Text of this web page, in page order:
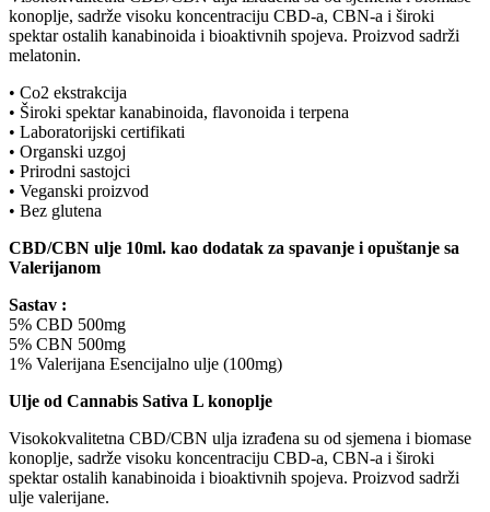
konoplje, sadrže visoku koncentraciju CBD-a, CBN-a i široki
spektar ostalih kanabinoida i bioaktivnih spojeva. Proizvod sadrži
melatonin.
• Co2 ekstrakcija
• Široki spektar kanabinoida, flavonoida i terpena
• Laboratorijski certifikati
• Organski uzgoj
• Prirodni sastojci
• Veganski proizvod
• Bez glutena
CBD/CBN ulje 10ml. kao dodatak za spavanje i opuštanje sa
Valerijanom
Sastav :
5% CBD 500mg
5% CBN 500mg
1% Valerijana Esencijalno ulje (100mg)
Ulje od Cannabis Sativa L konoplje
Visokokvalitetna CBD/CBN ulja izrađena su od sjemena i biomase
konoplje, sadrže visoku koncentraciju CBD-a, CBN-a i široki
spektar ostalih kanabinoida i bioaktivnih spojeva. Proizvod sadrži
ulje valerijane.